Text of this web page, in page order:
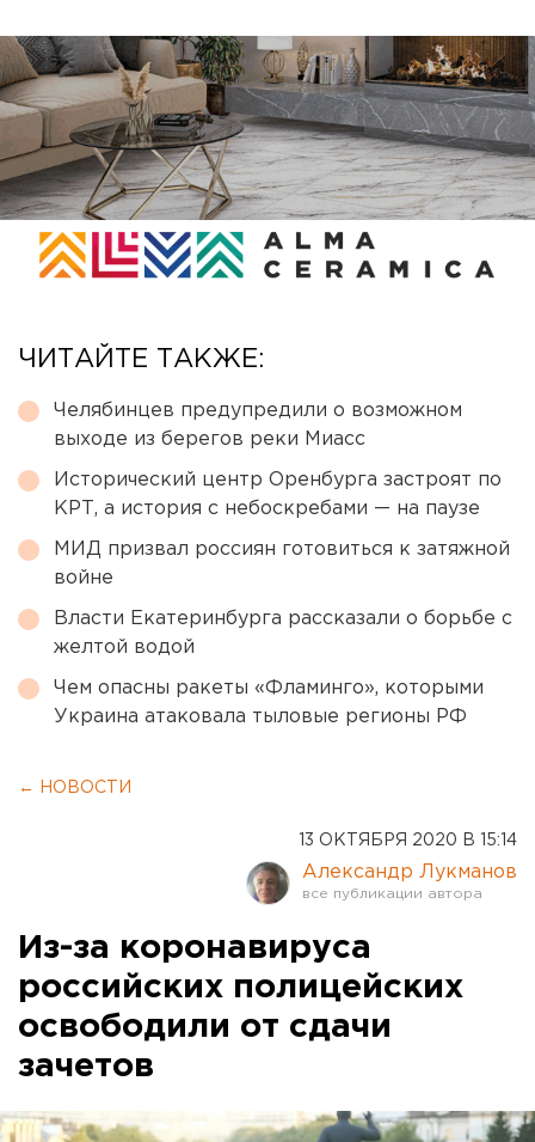
ЧИТАЙТЕ ТАКЖЕ:
Челябинцев предупредили о возможном
выходе из берегов реки Миасс
Исторический центр Оренбурга застроят по
КРТ, а история с небоскребами — на паузе
МИД призвал россиян готовиться к затяжной
войне
Власти Екатеринбурга рассказали о борьбе с
желтой водой
Чем опасны ракеты «Фламинго», которыми
Украина атаковала тыловые регионы РФ
← НОВОСТИ
13 ОКТЯБРЯ 2020 В 15:14
Александр Лукманов
Из-за коронавируса
российских полицейских
освободили от сдачи
зачетов